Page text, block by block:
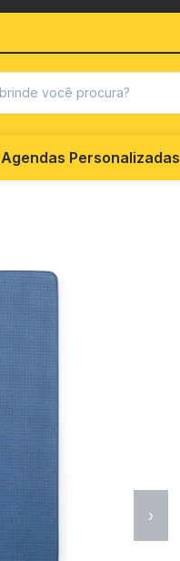
Agendas Personalizadas
›